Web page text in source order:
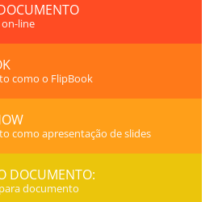
line
como o FlipBook
como apresentação de slides
DOCUMENTO:
documento